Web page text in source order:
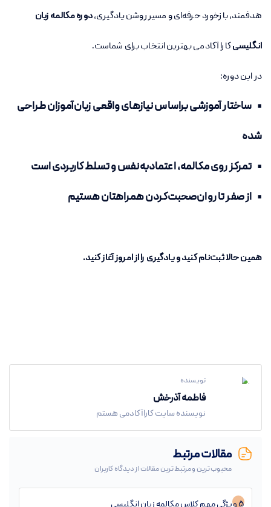
هدفمند، بازخورد حرفه‌ای و مسیر روشن یادگیری،دوره مکالمه زبان
انگلیسیکارا آکادمی بهترین انتخاب برای شماست.
در این دوره:
• ساختار آموزشی براساس نیازهای واقعی زبان‌آموزان طراحی
شده
• تمرکز روی مکالمه، اعتمادبه‌نفس و تسلط کاربردی است
• از صفر تا روان‌صحبت‌کردن همراهتان هستیم
همین حالا ثبت‌نام کنید و یادگیری را از امروز آغاز کنید.
نویسنده
فاطمه آذرخش
نویسنده سایت کاراآکادمی هستم
مقالات مرتبط
محبوب ترین و مرتبط ترین مقالات از دیدگاه کاربران
۵ ویژگی مهم کلاس مکالمه زبان انگلیسی